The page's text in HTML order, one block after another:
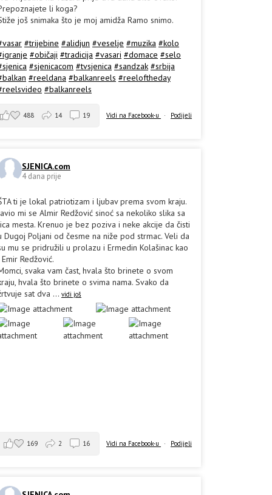
li koga?
još snimaka što je moj amidža Ramo snimo.
#trijebine #alidjun #veselje #muzika #kolo
#običaji #tradicija #vasari #domace #selo
#sjenicacom #tvsjenica #sandzak #srbija
#reeldana #balkanreels #reeloftheday
#balkanreels
Vidi na Facebook-u · Podijeli
488 14 19
SJENICA.com
4 dana prije
ti je lokal patriotizam i ljubav prema svom kraju.
mi se Almir Redžović sinoć sa nekoliko slika sa
mesta. Krenuo je bez poziva i neke akcije da čisti
Dugoj Poljani od česme na niže pod strmac. Veli da
mu se pridružili u prolazu i Ermedin Kolašinac kao
Redžović.
svaka vam čast, hvala što brinete o svom
hvala što brinete o svima nama. Svako da
sat dva ... vidi još
Vidi na Facebook-u · Podijeli
169 2 16